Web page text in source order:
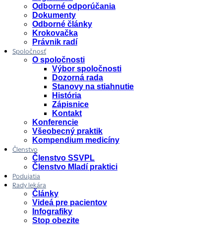
Odborné odporúčania
Dokumenty
Odborné články
Krokovačka
Právnik radí
Spoločnosť
O spoločnosti
Výbor spoločnosti
Dozorná rada
Stanovy na stiahnutie
História
Zápisnice
Kontakt
Konferencie
Všeobecný praktik
Kompendium medicíny
Členstvo
Členstvo SSVPL
Členstvo Mladí praktici
Podujatia
Rady lekára
Články
Videá pre pacientov
Infografiky
Stop obezite